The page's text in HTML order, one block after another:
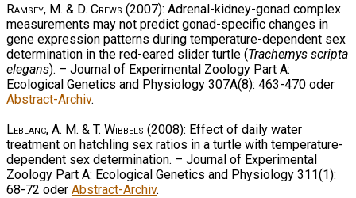
Ramsey, M. & D. Crews (2007): Adrenal-kidney-gonad complex
measurements may not predict gonad-specific changes in
gene expression patterns during temperature-dependent sex
determination in the red-eared slider turtle (Trachemys scripta
elegans). – Journal of Experimental Zoology Part A:
Ecological Genetics and Physiology 307A(8): 463-470 oder
Abstract-Archiv.
Leblanc, A. M. & T. Wibbels (2008): Effect of daily water
treatment on hatchling sex ratios in a turtle with temperature-
dependent sex determination. – Journal of Experimental
Zoology Part A: Ecological Genetics and Physiology 311(1):
68-72 oder Abstract-Archiv.